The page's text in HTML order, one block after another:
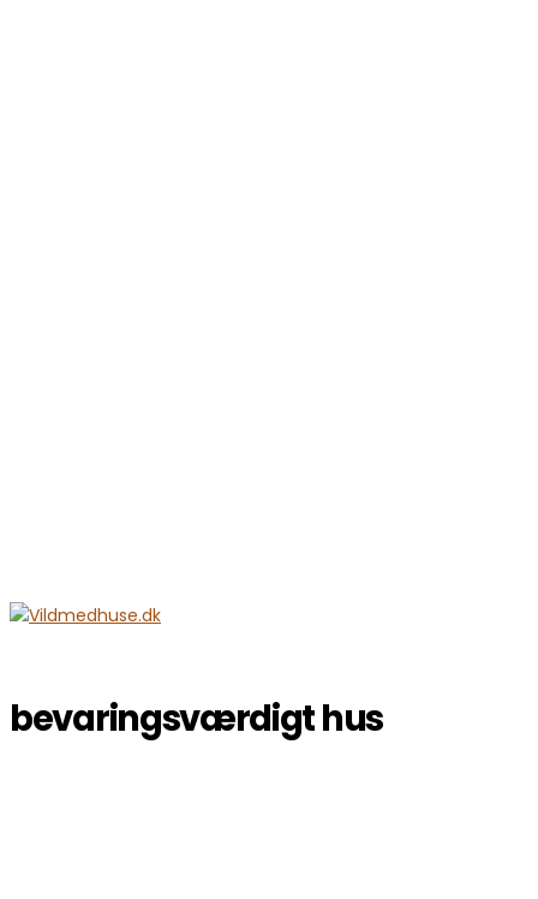
bevaringsværdigt hus